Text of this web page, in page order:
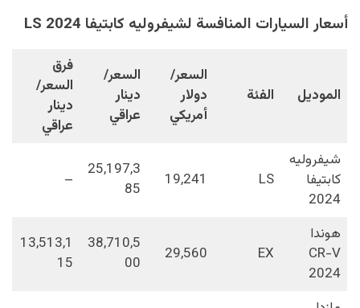
أسعار السيارات المنافسة لشيفروليه كابتيفا LS 2024
الموديل الفئة
السعر/
دولار
أمريكي
السعر/
دينار
عراقي
فرق
السعر/
دينار
عراقي
شيفروليه
كابتيفا
2024
LS
19,241
25,197,3
85
–
هوندا
CR-V
2024
EX
29,560
38,710,5
00
13,513,1
15